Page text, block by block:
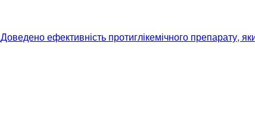
Доведено ефективність протиглікемічного препарату,